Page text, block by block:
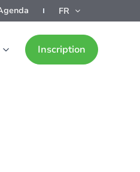
FR
Inscription